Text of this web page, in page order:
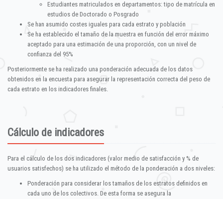
Estudiantes matriculados en departamentos: tipo de matrícula en
estudios de Doctorado o Posgrado
Se han asumido costes iguales para cada estrato y población
Se ha establecido el tamaño de la muestra en función del error máximo
aceptado para una estimación de una proporción, con un nivel de
confianza del 95%
Posteriormente se ha realizado una ponderación adecuada de los datos
obtenidos en la encuesta para asegurar la representación correcta del peso de
cada estrato en los indicadores finales.
Cálculo de indicadores
Para el cálculo de los dos indicadores (valor medio de satisfacción y % de
usuarios satisfechos) se ha utilizado el método de la ponderación a dos niveles:
Ponderación para considerar los tamaños de los estratos definidos en
cada uno de los colectivos. De esta forma se asegura la